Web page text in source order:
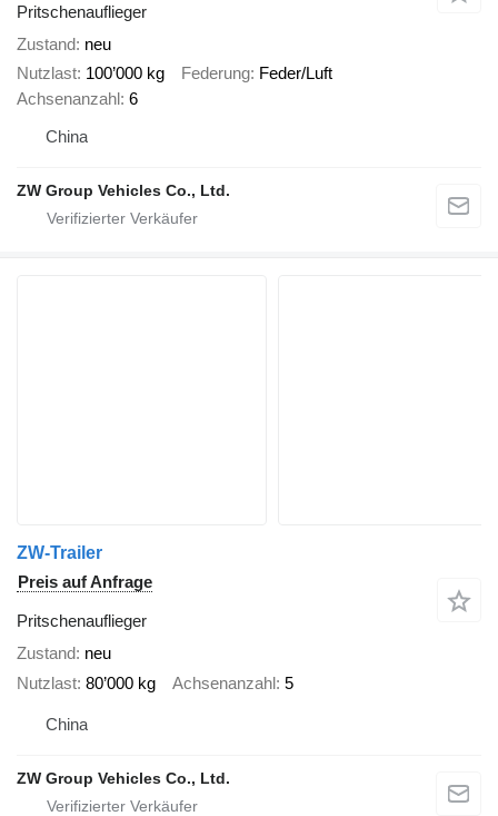
Pritschenauflieger
Zustand neu
Nutzlast 100’000 kg Federung Feder/Luft
Achsenanzahl
6
China
ZW Group Vehicles Co., Ltd.
ZW-Trailer
Preis auf Anfrage
Pritschenauflieger
Zustand
neu
Nutzlast 80’000 kg Achsenanzahl 5
China
ZW Group Vehicles Co., Ltd.